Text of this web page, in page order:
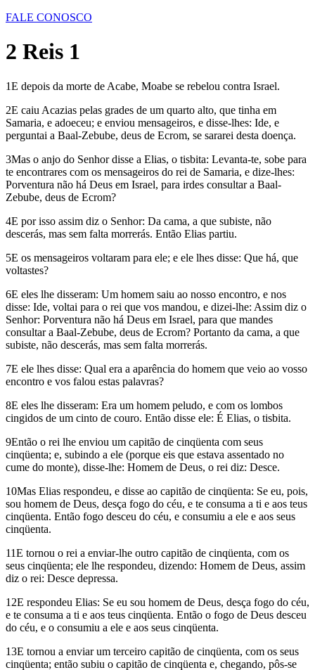
FALE CONOSCO
2 Reis 1
1E depois da morte de Acabe, Moabe se rebelou contra Israel.
2E caiu Acazias pelas grades de um quarto alto, que tinha em
Samaria, e adoeceu; e enviou mensageiros, e disse-lhes: Ide, e
perguntai a Baal-Zebube, deus de Ecrom, se sararei desta doença.
3Mas o anjo do Senhor disse a Elias, o tisbita: Levanta-te, sobe para
te encontrares com os mensageiros do rei de Samaria, e dize-lhes:
Porventura não há Deus em Israel, para irdes consultar a Baal-
Zebube, deus de Ecrom?
4E por isso assim diz o Senhor: Da cama, a que subiste, não
descerás, mas sem falta morrerás. Então Elias partiu.
5E os mensageiros voltaram para ele; e ele lhes disse: Que há, que
voltastes?
6E eles lhe disseram: Um homem saiu ao nosso encontro, e nos
disse: Ide, voltai para o rei que vos mandou, e dizei-lhe: Assim diz o
Senhor: Porventura não há Deus em Israel, para que mandes
consultar a Baal-Zebube, deus de Ecrom? Portanto da cama, a que
subiste, não descerás, mas sem falta morrerás.
7E ele lhes disse: Qual era a aparência do homem que veio ao vosso
encontro e vos falou estas palavras?
8E eles lhe disseram: Era um homem peludo, e com os lombos
cingidos de um cinto de couro. Então disse ele: É Elias, o tisbita.
9Então o rei lhe enviou um capitão de cinqüenta com seus
cinqüenta; e, subindo a ele (porque eis que estava assentado no
cume do monte), disse-lhe: Homem de Deus, o rei diz: Desce.
10Mas Elias respondeu, e disse ao capitão de cinqüenta: Se eu, pois,
sou homem de Deus, desça fogo do céu, e te consuma a ti e aos teus
cinqüenta. Então fogo desceu do céu, e consumiu a ele e aos seus
cinqüenta.
11E tornou o rei a enviar-lhe outro capitão de cinqüenta, com os
seus cinqüenta; ele lhe respondeu, dizendo: Homem de Deus, assim
diz o rei: Desce depressa.
12E respondeu Elias: Se eu sou homem de Deus, desça fogo do céu,
e te consuma a ti e aos teus cinqüenta. Então o fogo de Deus desceu
do céu, e o consumiu a ele e aos seus cinqüenta.
13E tornou a enviar um terceiro capitão de cinqüenta, com os seus
cinqüenta; então subiu o capitão de cinqüenta e, chegando, pôs-se